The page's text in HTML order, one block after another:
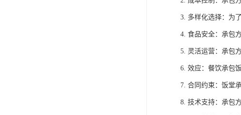
3. 多样化选择：为
4. 食品安全：承包
5. 灵活运营：承包
6. 效应：餐饮承包
7. 合同约束：饭堂
8. 技术支持：承包